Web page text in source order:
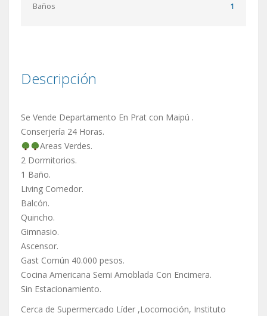
Baños 1
Descripción
Se Vende Departamento En Prat con Maipú .
Conserjería 24 Horas.
Areas Verdes.
2 Dormitorios.
1 Baño.
Living Comedor.
Balcón.
Quincho.
Gimnasio.
Ascensor.
Gast Común 40.000 pesos.
Cocina Americana Semi Amoblada Con Encimera.
Sin Estacionamiento.
Cerca de Supermercado Líder ,Locomoción, Instituto